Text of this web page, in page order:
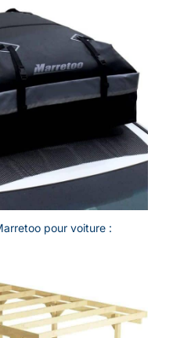
pour voiture :